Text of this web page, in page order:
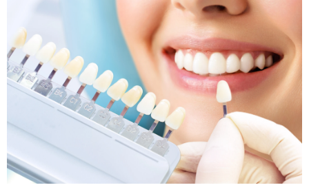
後戻りがない
歯の色を選択可能
治療がバレない
出っ歯をセラミック矯正で治すデメリットは？
歯を削ったり神経を取ったりする必要がある